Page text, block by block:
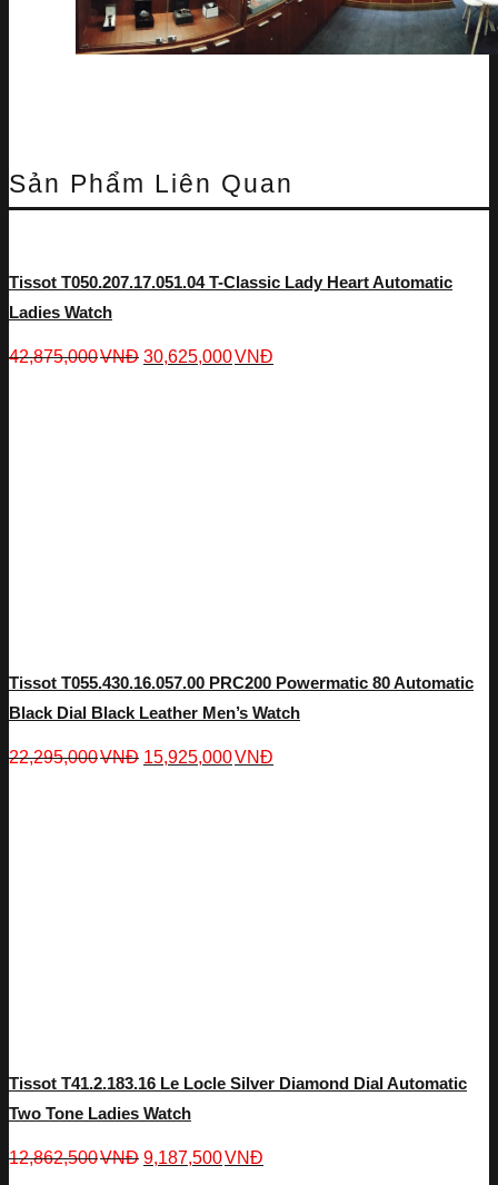
Sản Phẩm Liên Quan
Tissot T050.207.17.051.04 T-Classic Lady Heart Automatic
Ladies Watch
42,875,000VNĐ 30,625,000VNĐ
Tissot T055.430.16.057.00 PRC200 Powermatic 80 Automatic
Black Dial Black Leather Men’s Watch
22,295,000VNĐ 15,925,000VNĐ
Tissot T41.2.183.16 Le Locle Silver Diamond Dial Automatic
Two Tone Ladies Watch
12,862,500VNĐ 9,187,500VNĐ